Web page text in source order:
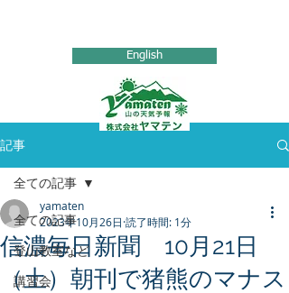
English
記事
全ての記事
登山教室など
講習会
全ての記事
信濃毎日新聞 10月21日
（土）朝刊で猪熊のマナス
yamaten
2023年10月26日 読了時間: 1分